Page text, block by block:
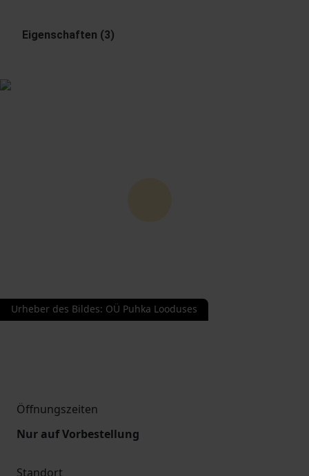
Eigenschaften (3)
Urheber des Bildes: OÜ Puhka Looduses
Öffnungszeiten
Nur auf Vorbestellung
Standort